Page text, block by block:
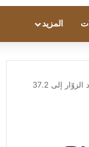
المزيد
حجم إنفاق السياح في السعودية خلال الربع الأول يصل إلى 82.7 مليار ريال سعودي، مع نمو أعداد الزوّار إلى 37.2